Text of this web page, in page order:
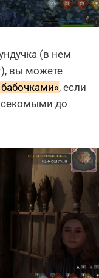
(в нем
вы можете
, если
до